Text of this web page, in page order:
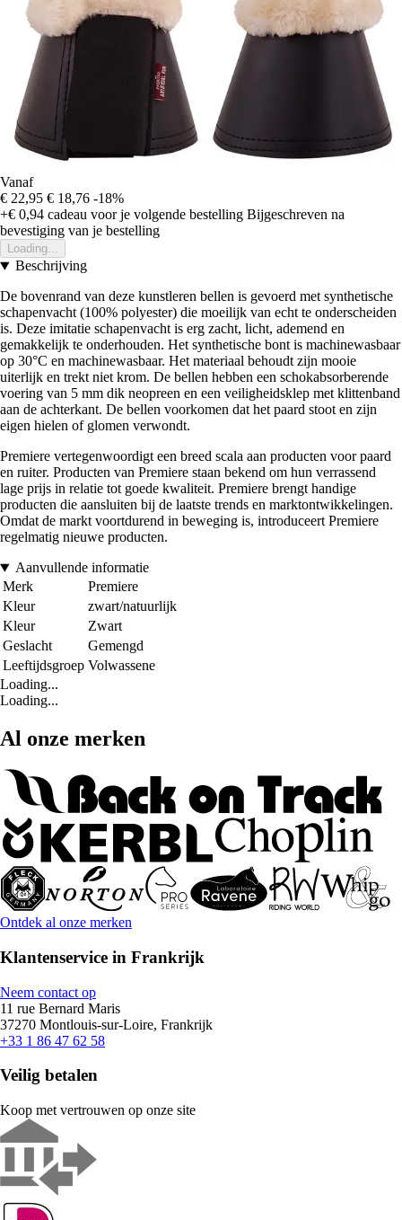
Vanaf
€ 22,95 € 18,76 -18%
+€ 0,94 cadeau voor je volgende bestelling Bijgeschreven na
bevestiging van je bestelling
Loading...
Beschrijving
De bovenrand van deze kunstleren bellen is gevoerd met synthetische
schapenvacht (100% polyester) die moeilijk van echt te onderscheiden
is. Deze imitatie schapenvacht is erg zacht, licht, ademend en
gemakkelijk te onderhouden. Het synthetische bont is machinewasbaar
op 30°C en machinewasbaar. Het materiaal behoudt zijn mooie
uiterlijk en trekt niet krom. De bellen hebben een schokabsorberende
voering van 5 mm dik neopreen en een veiligheidsklep met klittenband
aan de achterkant. De bellen voorkomen dat het paard stoot en zijn
eigen hielen of glomen verwondt.
Premiere vertegenwoordigt een breed scala aan producten voor paard
en ruiter. Producten van Premiere staan bekend om hun verrassend
lage prijs in relatie tot goede kwaliteit. Premiere brengt handige
producten die aansluiten bij de laatste trends en marktontwikkelingen.
Omdat de markt voortdurend in beweging is, introduceert Premiere
regelmatig nieuwe producten.
Aanvullende informatie
Merk
Premiere
Kleur
zwart/natuurlijk
Kleur
Zwart
Geslacht
Gemengd
Leeftijdsgroep Volwassene
Loading...
Loading...
Al onze merken
Ontdek al onze merken
Klantenservice in Frankrijk
Neem contact op
11 rue Bernard Maris
37270 Montlouis-sur-Loire, Frankrijk
+33 1 86 47 62 58
Veilig betalen
Koop met vertrouwen op onze site